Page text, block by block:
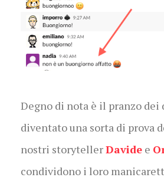
Degno di nota è il pranzo dei
diventato una sorta di prova
nostri storytellerDavide e
condividono i loro